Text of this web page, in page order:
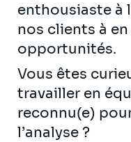
enthousiaste à
nos clients à
opportunités.
Vous êtes
travailler en
reconnu(e)
l’analyse ?